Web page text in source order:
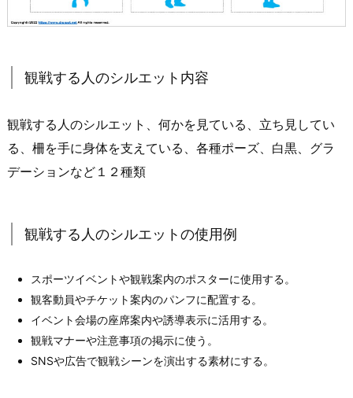
観戦する人のシルエット内容
観戦する人のシルエット、何かを見ている、立ち見してい
る、柵を手に身体を支えている、各種ポーズ、白黒、グラ
デーションなど１２種類
観戦する人のシルエットの使用例
スポーツイベントや観戦案内のポスターに使用する。
観客動員やチケット案内のパンフに配置する。
イベント会場の座席案内や誘導表示に活用する。
観戦マナーや注意事項の掲示に使う。
SNSや広告で観戦シーンを演出する素材にする。